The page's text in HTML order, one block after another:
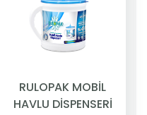
RULOPAK MOBİL
HAVLU DİSPENSERİ